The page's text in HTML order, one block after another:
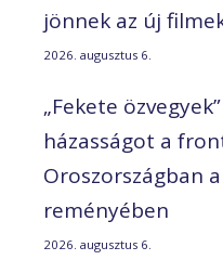
jönnek az új
2026. augusztus 6.
„Fekete
házasságot a
Oroszországban
reményében
2026. augusztus 6.